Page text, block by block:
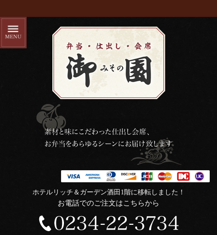
ホテルリッチ＆ガーデン酒田1階に移転しました！
お電話でのご注文はこちらから